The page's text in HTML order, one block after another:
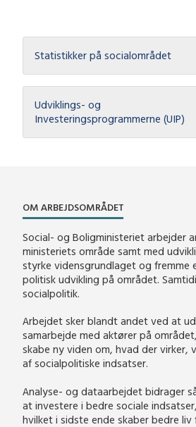
Statistikker på socialområdet
Udviklings- og
Investeringsprogrammerne (UIP)
OM ARBEJDSOMRÅDET
Social- og Boligministeriet arbejder
ministeriets område samt med
styrke vidensgrundlaget og
politisk udvikling på området.
socialpolitik.
Arbejdet sker blandt andet ved at
samarbejde med aktører på
skabe ny viden om, hvad der
af socialpolitiske indsatser.
Analyse- og dataarbejdet bidrager
at investere i bedre sociale
hvilket i sidste ende skaber bedre